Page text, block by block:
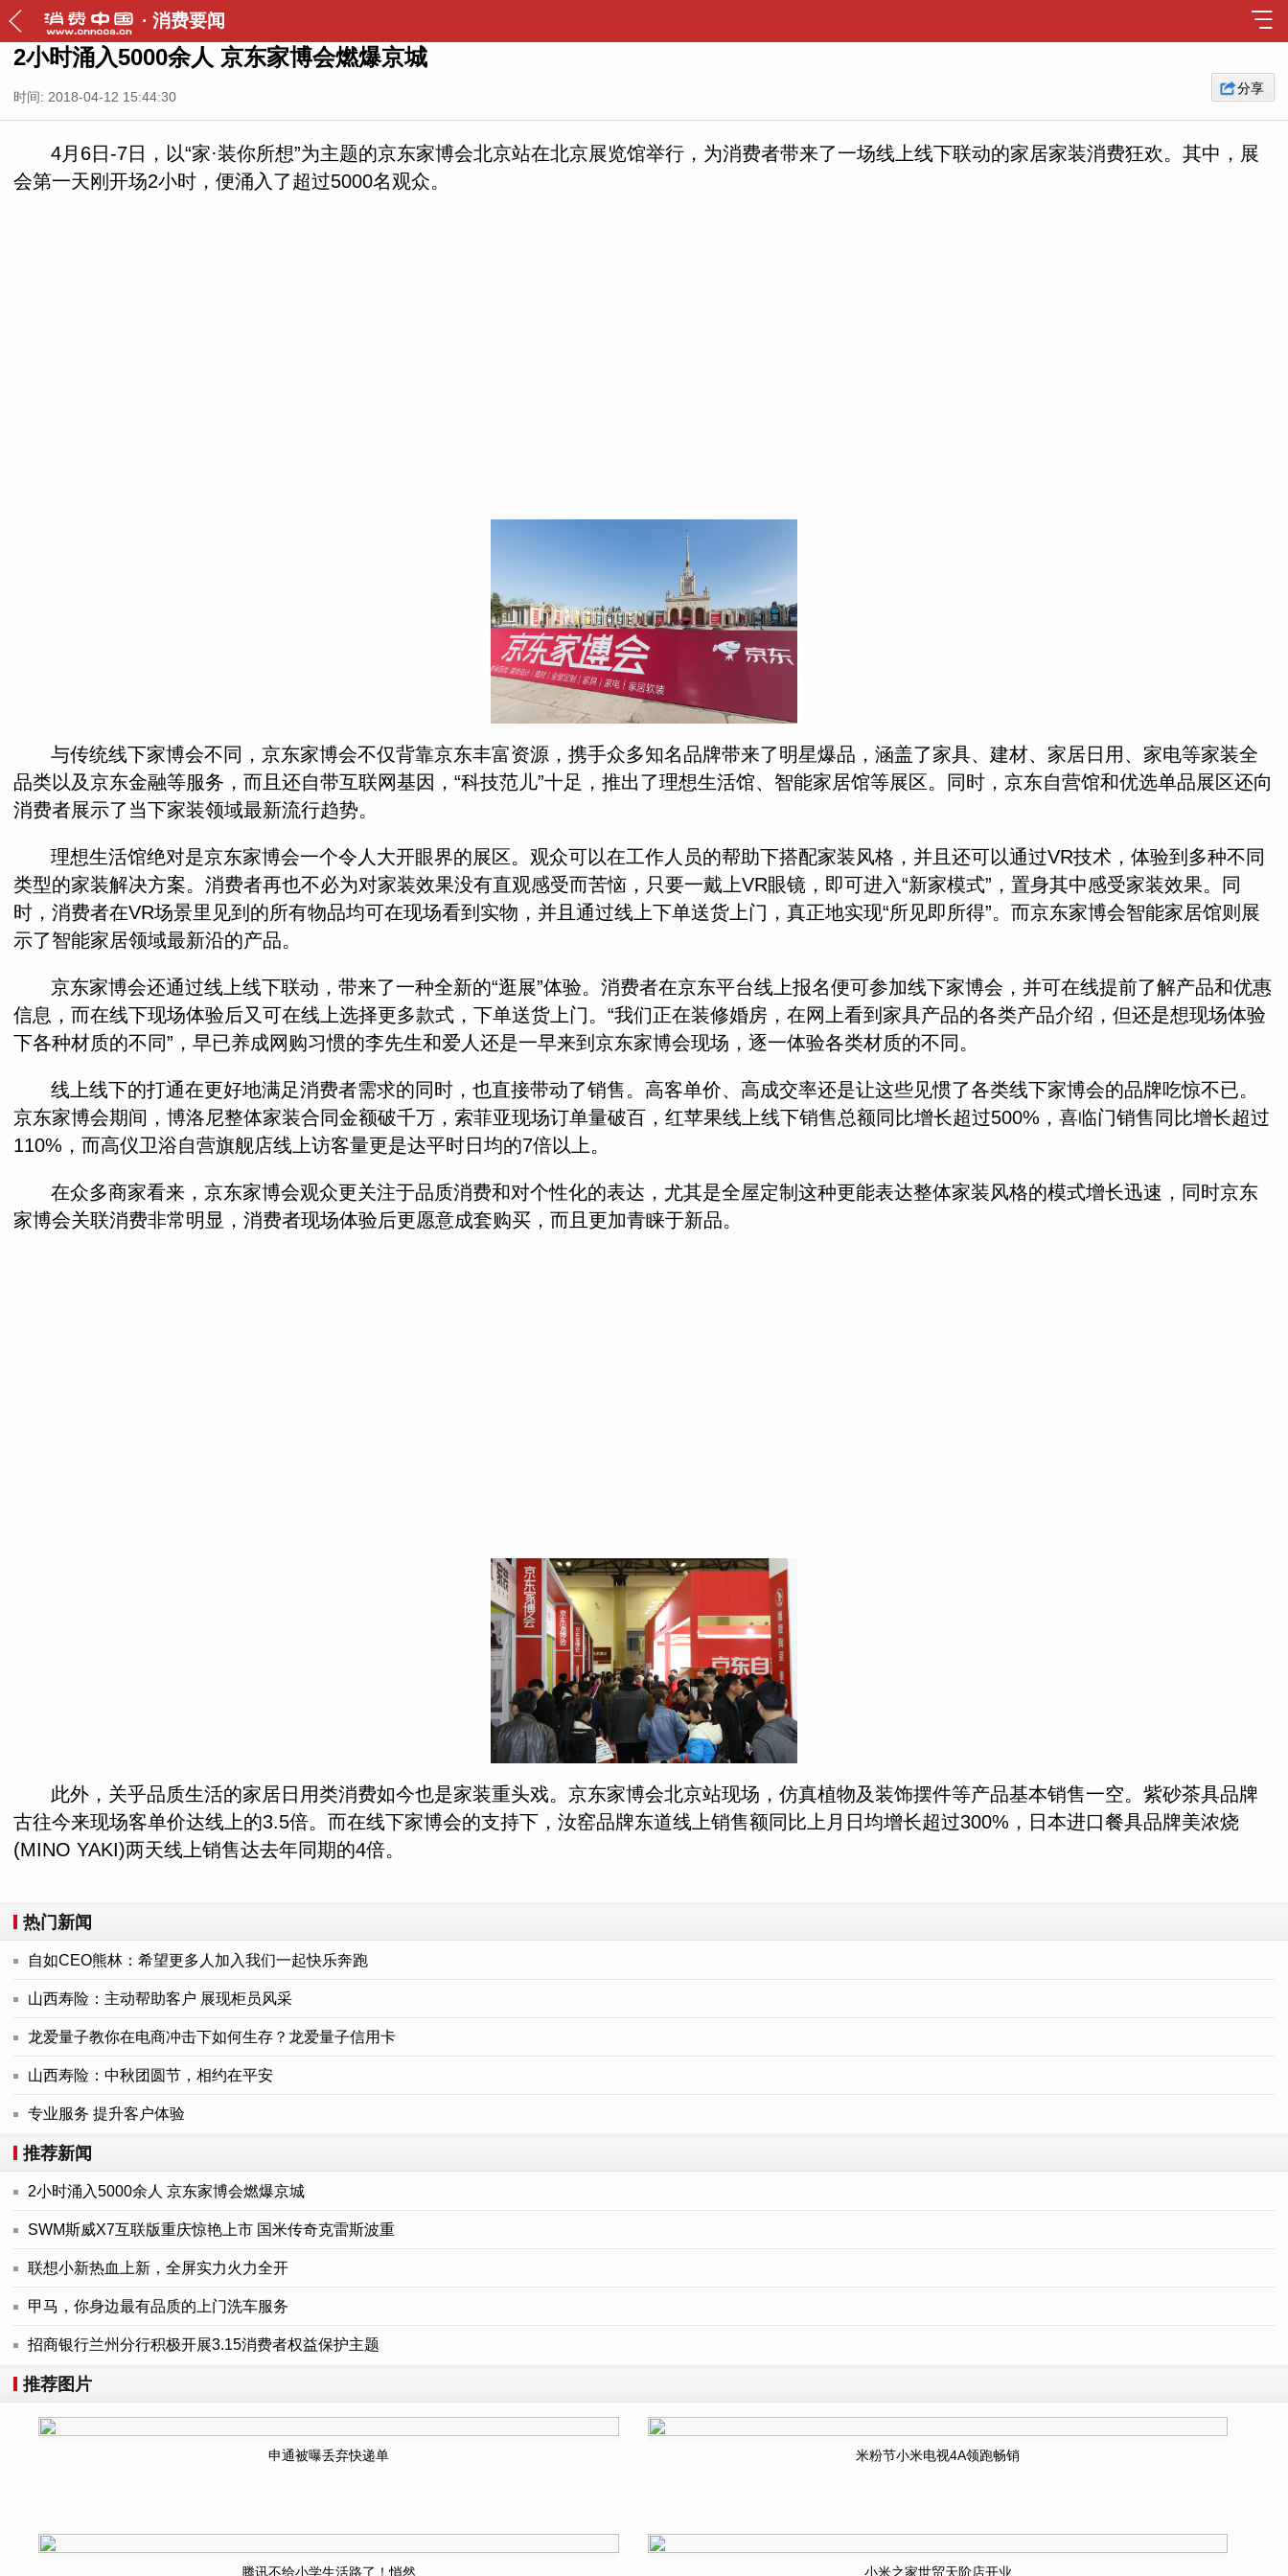
· 消费要闻
2小时涌入5000余人 京东家博会燃爆京城
时间: 2018-04-12 15:44:30
分享
4月6日-7日，以“家·装你所想”为主题的京东家博会北京站在北京展览馆举行，为消费者带来了一场线上线下联动的家居家装消费狂欢。其中，展
会第一天刚开场2小时，便涌入了超过5000名观众。
与传统线下家博会不同，京东家博会不仅背靠京东丰富资源，携手众多知名品牌带来了明星爆品，涵盖了家具、建材、家居日用、家电等家装全
品类以及京东金融等服务，而且还自带互联网基因，“科技范儿”十足，推出了理想生活馆、智能家居馆等展区。同时，京东自营馆和优选单品展区还向
消费者展示了当下家装领域最新流行趋势。
理想生活馆绝对是京东家博会一个令人大开眼界的展区。观众可以在工作人员的帮助下搭配家装风格，并且还可以通过VR技术，体验到多种不同
类型的家装解决方案。消费者再也不必为对家装效果没有直观感受而苦恼，只要一戴上VR眼镜，即可进入“新家模式”，置身其中感受家装效果。同
时，消费者在VR场景里见到的所有物品均可在现场看到实物，并且通过线上下单送货上门，真正地实现“所见即所得”。而京东家博会智能家居馆则展
示了智能家居领域最新沿的产品。
京东家博会还通过线上线下联动，带来了一种全新的“逛展”体验。消费者在京东平台线上报名便可参加线下家博会，并可在线提前了解产品和优惠
信息，而在线下现场体验后又可在线上选择更多款式，下单送货上门。“我们正在装修婚房，在网上看到家具产品的各类产品介绍，但还是想现场体验
下各种材质的不同”，早已养成网购习惯的李先生和爱人还是一早来到京东家博会现场，逐一体验各类材质的不同。
线上线下的打通在更好地满足消费者需求的同时，也直接带动了销售。高客单价、高成交率还是让这些见惯了各类线下家博会的品牌吃惊不已。
京东家博会期间，博洛尼整体家装合同金额破千万，索菲亚现场订单量破百，红苹果线上线下销售总额同比增长超过500%，喜临门销售同比增长超过
110%，而高仪卫浴自营旗舰店线上访客量更是达平时日均的7倍以上。
在众多商家看来，京东家博会观众更关注于品质消费和对个性化的表达，尤其是全屋定制这种更能表达整体家装风格的模式增长迅速，同时京东
家博会关联消费非常明显，消费者现场体验后更愿意成套购买，而且更加青睐于新品。
​此外，关乎品质生活的家居日用类消费如今也是家装重头戏。京东家博会北京站现场，仿真植物及装饰摆件等产品基本销售一空。紫砂茶具品牌
古往今来现场客单价达线上的3.5倍。而在线下家博会的支持下，汝窑品牌东道线上销售额同比上月日均增长超过300%，日本进口餐具品牌美浓烧
(MINO YAKI)两天线上销售达去年同期的4倍。
热门新闻
自如CEO熊林：希望更多人加入我们一起快乐奔跑
山西寿险：主动帮助客户 展现柜员风采
龙爱量子教你在电商冲击下如何生存？龙爱量子信用卡
山西寿险：中秋团圆节，相约在平安
专业服务 提升客户体验
推荐新闻
2小时涌入5000余人 京东家博会燃爆京城
SWM斯威X7互联版重庆惊艳上市 国米传奇克雷斯波重
联想小新热血上新，全屏实力火力全开
甲马，你身边最有品质的上门洗车服务
招商银行兰州分行积极开展3.15消费者权益保护主题
推荐图片
申通被曝丢弃快递单 米粉节小米电视4A领跑畅销
腾讯不给小学生活路了！悄然 小米之家世贸天阶店开业